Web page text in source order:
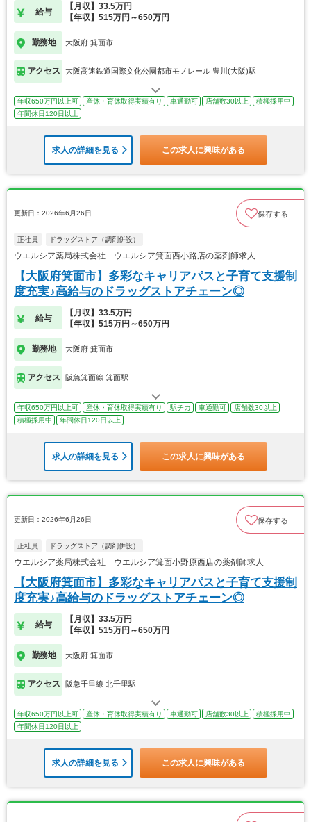
給与
【月収】33.5万円
【年収】515万円～650万円
勤務地 大阪府 箕面市
アクセス 大阪高速鉄道国際文化公園都市モノレール 豊川(大阪)駅
年収650万円以上可 産休・育休取得実績有り 車通勤可 店舗数30以上
積極採用中
年間休日120日以上
求人の詳細を見る この求人に興味がある
更新日：2026年6月26日 保存する
正社員 ドラッグストア（調剤併設）
ウエルシア薬局株式会社 ウエルシア箕面西小路店の薬剤師求人
【大阪府箕面市】多彩なキャリアパスと子育て支援制
度充実♪高給与のドラッグストアチェーン◎
給与
【月収】33.5万円
【年収】515万円～650万円
勤務地 大阪府 箕面市
アクセス 阪急箕面線 箕面駅
年収650万円以上可 産休・育休取得実績有り 駅チカ 車通勤可
店舗数30以上
積極採用中
年間休日120日以上
求人の詳細を見る この求人に興味がある
更新日：2026年6月26日 保存する
正社員 ドラッグストア（調剤併設）
ウエルシア薬局株式会社 ウエルシア箕面小野原西店の薬剤師求人
【大阪府箕面市】多彩なキャリアパスと子育て支援制
度充実♪高給与のドラッグストアチェーン◎
給与
【月収】33.5万円
【年収】515万円～650万円
勤務地 大阪府 箕面市
アクセス 阪急千里線 北千里駅
年収650万円以上可 産休・育休取得実績有り 車通勤可 店舗数30以上
積極採用中
年間休日120日以上
求人の詳細を見る この求人に興味がある